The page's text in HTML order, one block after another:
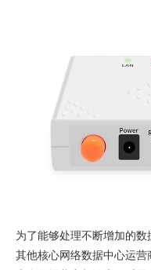
为了能够处理不断增加的
其他核心网络数据中心运营